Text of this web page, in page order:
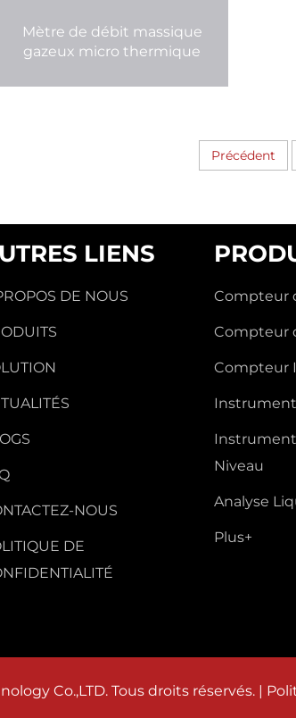
Mètre de débit massique
gazeux micro thermique
Précédent
LIENS
DE NOUS
NOUS
DE
Compteur
Compteur
Compteur
Niveau
Analyse
Plus+
Co.,LTD. Tous droits réservés. |